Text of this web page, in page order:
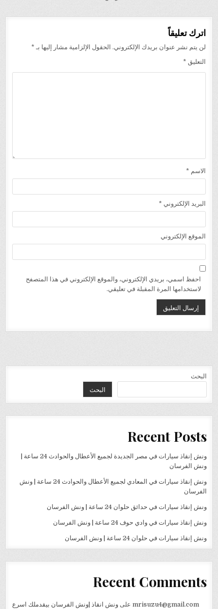
اترك تعليقاً
لن يتم نشر عنوان بريدك الإلكتروني. الحقول الإلزامية مشار إليها بـ *
التعليق *
الاسم *
البريد الإلكتروني *
الموقع الإلكتروني
احفظ اسمي، بريدي الإلكتروني، والموقع الإلكتروني في هذا المتصفح
لاستخدامها المرة المقبلة في تعليقي.
البحث
البحث
Recent Posts
ونش إنقاذ سيارات في مصر الجديدة لجميع الأعطال والحوادث 24 ساعة |
ونش الفرسان
ونش إنقاذ سيارات في المعادي لجميع الأعطال والحوادث 24 ساعة | ونش
الفرسان
ونش إنقاذ سيارات في حدائق حلوان 24 ساعة | ونش الفرسان
ونش إنقاذ سيارات في وادي حوف 24 ساعة | ونش الفرسان
ونش إنقاذ سيارات في حلوان 24 ساعة | ونش الفرسان
Recent Comments
mrisuzu4@gmail.comعلى ونش انقاذ |ونش الفرسان بيقدملك اسرع